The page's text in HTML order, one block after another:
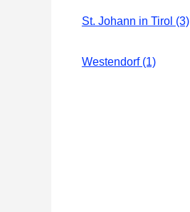
St. Johann in Tirol (3)
Westendorf (1)